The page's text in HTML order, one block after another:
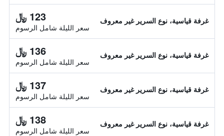
غرفة قياسية، نوع السرير غير معروف 123 ﷼
سعر الليلة شامل الرسوم
غرفة قياسية، نوع السرير غير معروف 136 ﷼
سعر الليلة شامل الرسوم
غرفة قياسية، نوع السرير غير معروف 137 ﷼
سعر الليلة شامل الرسوم
غرفة قياسية، نوع السرير غير معروف 138 ﷼
سعر الليلة شامل الرسوم